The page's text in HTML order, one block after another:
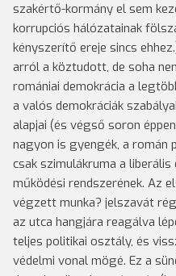
szakértő-kormány el sem
korrupciós hálózatainak
kényszerítő ereje sincs
arról a köztudott, de soha
romániai demokrácia a
a valós demokráciák
alapjai (és végső soron
nagyon is gyengék, a román
csak szimulákruma a
működési rendszerének. Az
végzett munka? jelszavát
az utca hangjára reagálva
teljes politikai osztály, és
védelmi vonal mögé. Ez a